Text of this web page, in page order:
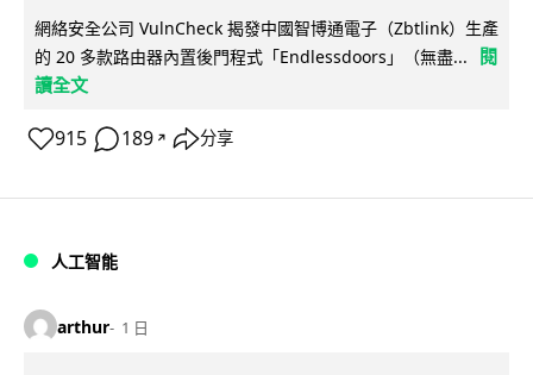
網絡安全公司 VulnCheck 揭發中國智博通電子（Zbtlink）生產
的 20 多款路由器內置後門程式「Endlessdoors」（無盡...
閱
讀全文
915 189 ↗ 分享
人工智能
arthur 1 日